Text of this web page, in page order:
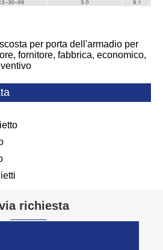
per porta dell'armadio per
fornitore, fabbrica, economico,
richiesta